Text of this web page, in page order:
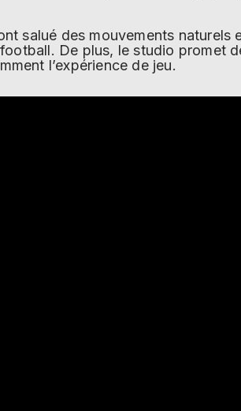
salué des mouvements naturels
De plus, le studio promet
l’expérience de jeu.